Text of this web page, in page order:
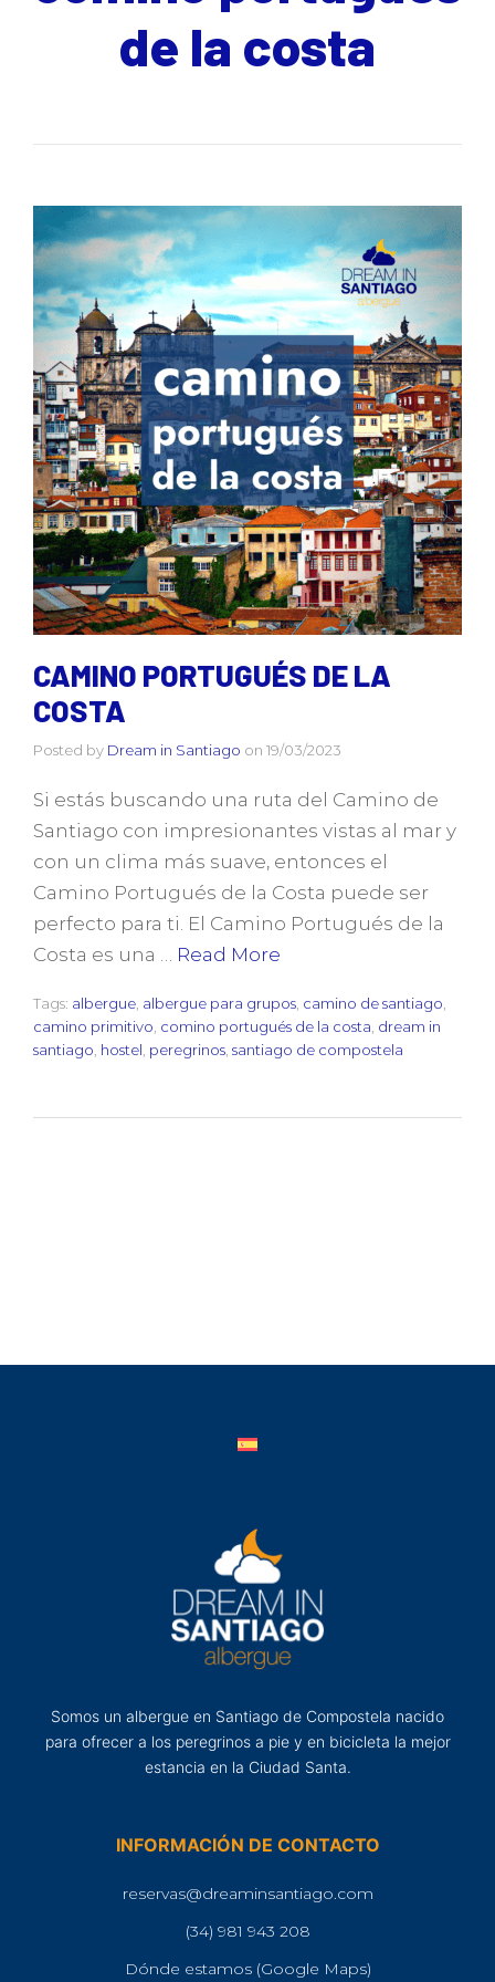
de la costa
CAMINO PORTUGUÉS DE LA
COSTA
Posted by Dream in Santiago on 19/03/2023
Si estás buscando una ruta del Camino de
Santiago con impresionantes vistas al mar y
con un clima más suave, entonces el
Camino Portugués de la Costa puede ser
perfecto para ti. El Camino Portugués de la
Costa es una … Read More
Tags: albergue albergue para grupos camino de santiago
camino primitivo comino portugués de la costa dream in
santiago hostel peregrinos santiago de compostela
Somos un albergue en Santiago de Compostela nacido
para ofrecer a los peregrinos a pie y en bicicleta la mejor
estancia en la Ciudad Santa.
INFORMACIÓN DE CONTACTO
reservas@dreaminsantiago.com
(34) 981 943 208
Dónde estamos (Google Maps)